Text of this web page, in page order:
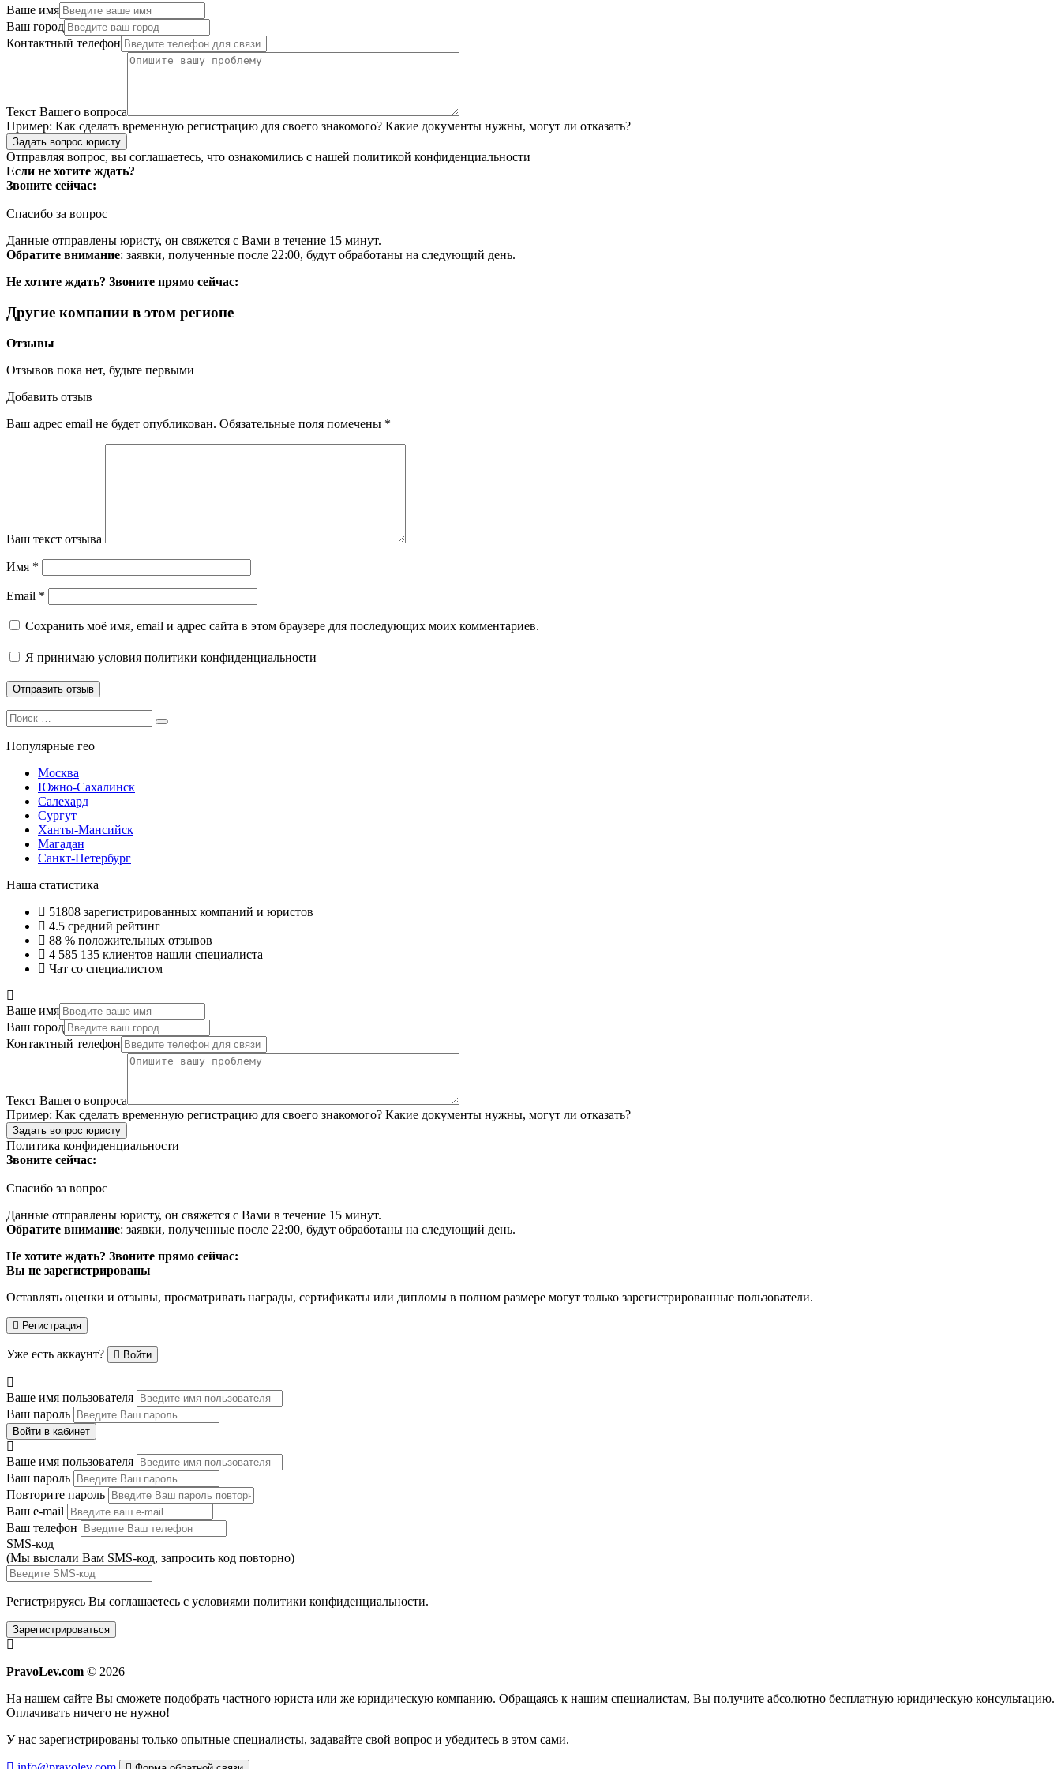
Ваше имя
Ваш город
Контактный телефон
Текст Вашего вопроса
Пример: Как сделать временную регистрацию для своего знакомого? Какие документы нужны, могут ли отказать?
Задать вопрос юристу
Отправляя вопрос, вы соглашаетесь, что ознакомились с нашей политикой конфиденциальности
Если не хотите ждать?
Звоните сейчас:
Спасибо за вопрос
Данные отправлены юристу, он свяжется с Вами в течение 15 минут.
Обратите внимание: заявки, полученные после 22:00, будут обработаны на следующий день.
Не хотите ждать? Звоните прямо сейчас:
Другие компании в этом регионе
Отзывы
Отзывов пока нет, будьте первыми
Добавить отзыв
Ваш адрес email не будет опубликован. Обязательные поля помечены *
Ваш текст отзыва
Имя *
Email *
Сохранить моё имя, email и адрес сайта в этом браузере для последующих моих комментариев.
Я принимаю условия политики конфиденциальности
Search
for:
Search
Популярные гео
Москва
Южно-Сахалинск
Салехард
Сургут
Ханты-Мансийск
Магадан
Санкт-Петербург
Наша статистика
51808 зарегистрированных компаний и юристов
4.5 средний рейтинг
88 % положительных отзывов
4 585 135 клиентов нашли специалиста
Чат со специалистом
Ваше имя
Ваш город
Контактный телефон
Текст Вашего вопроса
Пример: Как сделать временную регистрацию для своего знакомого? Какие документы нужны, могут ли отказать?
Задать вопрос юристу
Политика конфиденциальности
Звоните сейчас:
Спасибо за вопрос
Данные отправлены юристу, он свяжется с Вами в течение 15 минут.
Обратите внимание: заявки, полученные после 22:00, будут обработаны на следующий день.
Не хотите ждать? Звоните прямо сейчас:
Вы не зарегистрированы
Оставлять оценки и отзывы, просматривать награды, сертификаты или дипломы в полном размере могут только зарегистрированные пользователи.
Регистрация
Уже есть аккаунт? Войти
Ваше имя пользователя
Ваш пароль
Войти в кабинет
Ваше имя пользователя
Ваш пароль
Повторите пароль
Ваш e-mail
Ваш телефон
SMS-код
(Мы выслали Вам SMS-код, запросить код повторно)
Регистрируясь Вы соглашаетесь с условиями политики конфиденциальности.
Зарегистрироваться
PravoLev.com © 2026
На нашем сайте Вы сможете подобрать частного юриста или же юридическую компанию. Обращаясь к нашим специалистам, Вы получите абсолютно бесплатную юридическую консультацию.
Оплачивать ничего не нужно!
У нас зарегистрированы только опытные специалисты, задавайте свой вопрос и убедитесь в этом сами.